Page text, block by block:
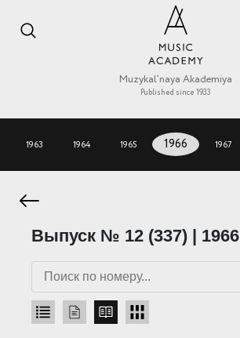
Muzykal’naya Akademiya
Published since 1933
1963 1964 1965 1966 1967
Выпуск № 12 (337) | 1966